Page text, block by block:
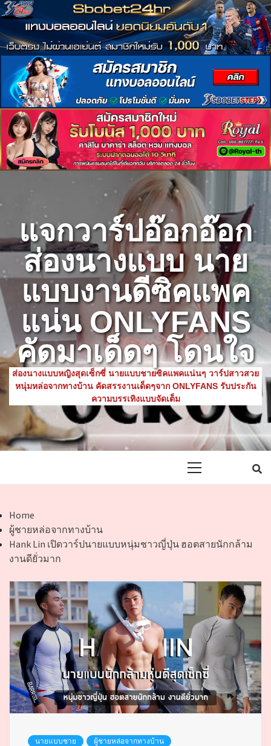
content
แจกวาร์ปอ๊อกอ๊อก
ส่องนางแบบ นาย
แบบงานดีซิคแพค
แน่น ONLYFANS
คัดมาเด็ดๆ โดนใจ
ส่องนางแบบหญิงสุดเซ็กซี่ นายแบบชายซิคแพคแน่นๆ วาร์ปสาวสวย
หนุ่มหล่อจากทางบ้าน คัดสรรงานเด็ดๆจาก ONLYFANS รับประกัน
ความบรรเทิงแบบจัดเต็ม
Home
ผู้ชายหล่อจากทางบ้าน
Hank Lin เปิดวาร์ปนายแบบหนุ่มชาวญี่ปุ่น ฮอตสายนักกล้าม
งานดียั่วมาก
นายแบบชาย ผู้ชายหล่อจากทางบ้าน